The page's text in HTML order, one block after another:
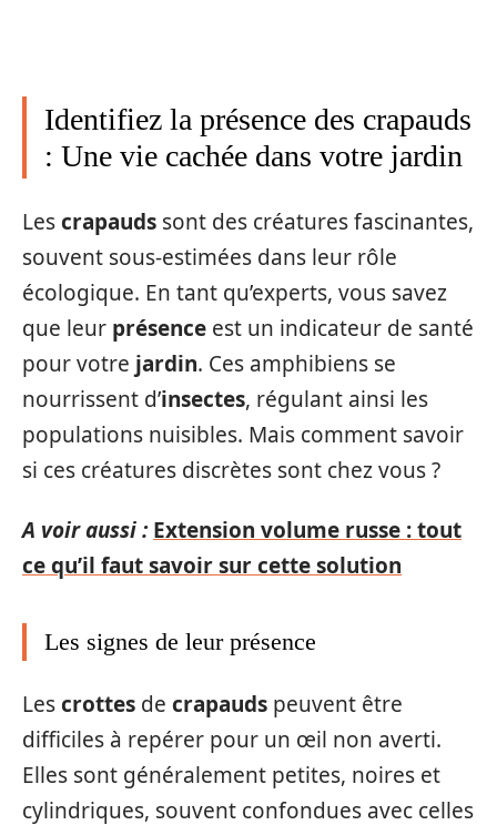
Identifiez la présence des crapauds
: Une vie cachée dans votre jardin
Lescrapauds sont des créatures fascinantes,
souvent sous-estimées dans leur rôle
écologique. En tant qu’experts, vous savez
que leur présence est un indicateur de santé
pour votre jardin. Ces amphibiens se
nourrissent d’insectes, régulant ainsi les
populations nuisibles. Mais comment savoir
si ces créatures discrètes sont chez vous ?
A voir aussi : Extension volume russe : tout
ce qu’il faut savoir sur cette solution
Les signes de leur présence
Lescrottes de crapauds peuvent être
difficiles à repérer pour un œil non averti.
Elles sont généralement petites, noires et
cylindriques, souvent confondues avec celles